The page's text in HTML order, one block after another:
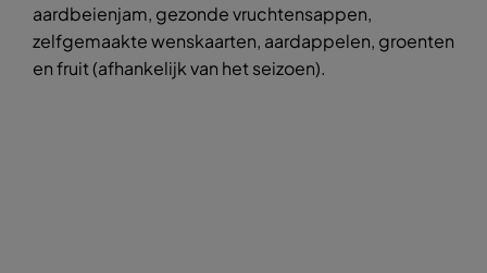
aardbeienjam, gezonde vruchtensappen,
zelfgemaakte wenskaarten, aardappelen, groenten
en fruit (afhankelijk van het seizoen).